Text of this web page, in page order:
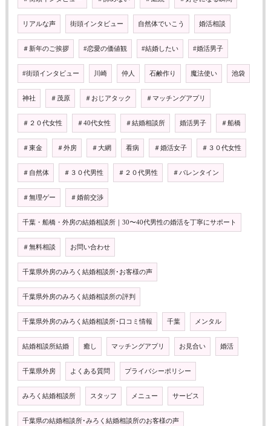
リアルな声 街頭インタビュー 自然体でいこう 婚活相談
＃新年のご挨拶 #恋愛の価値観 #結婚したい #婚活男子
#街頭インタビュー 川崎 仲人 石鹸作り 魔法使い 池袋
神社 ＃茂原 ＃おじアタック ＃マッチングアプリ
＃２０代女性 ＃40代女性 ＃結婚相談所 婚活男子 ＃船橋
＃東金 ＃外房 ＃大網 看病 ＃婚活女子 ＃３０代女性
＃自然体 ＃３０代男性 ＃２０代男性 ＃バレンタイン
＃無理ゲー ＃婚前交渉
千葉・船橋・外房の結婚相談所｜30〜40代男性の婚活を丁寧にサポート
＃無料相談 お問い合わせ
千葉県外房のみろく結婚相談所･お客様の声
千葉県外房のみろく結婚相談所の評判
千葉県外房のみろく結婚相談所･口コミ情報 千葉 メンタル
結婚相談所結婚 癒し マッチングアプリ お見合い 婚活
千葉県外房 よくある質問 プライバシーポリシー
みろく結婚相談所 スタッフ メニュー サービス
千葉県の結婚相談所･みろく結婚相談所のお客様の声